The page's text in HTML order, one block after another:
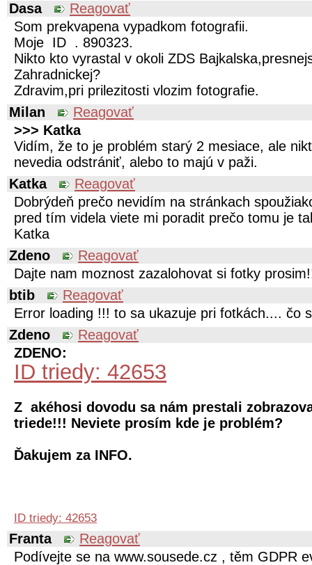
Dasa
Reagovať
Som prekvapena vypadkom fotografii.
Moje ID . 890323.
Nikto kto vyrastal v okoli ZDS
Zahradnickej?
Zdravim,pri prilezitosti vlozim fotografie.
Milan
Reagovať
>>> Katka
Vidím, že to je problém starý 2 mesiace, ale
nevedia odstrániť, alebo to majú v paži.
Katka
Reagovať
Dobrýdeň prečo nevidím na stránkach
pred tím videla viete mi poradit prečo tomu je
Katka
Zdeno
Reagovať
Dajte nam moznost zazalohovat si fotky
btib
Reagovať
Error loading !!! to sa ukazuje pri fotkách.... čo
Zdeno
Reagovať
ZDENO:
ID triedy: 42653
Z akéhosi dovodu sa nám prestali
triede!!! Neviete prosím kde je problém?
Ďakujem za INFO.
ID triedy: 42653
Franta
Reagovať
Podívejte se na www.sousede.cz , těm GDPR